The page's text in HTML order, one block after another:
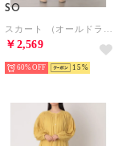
SO
￥2,569
60% 15